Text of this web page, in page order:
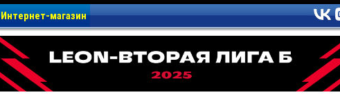
Интернет-магазин